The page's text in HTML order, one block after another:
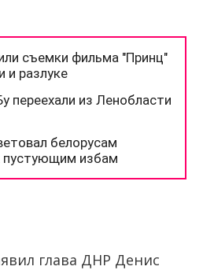
глава ДНР Денис